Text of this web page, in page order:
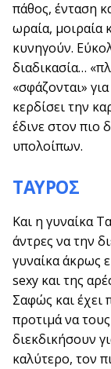
πάθος, ένταση
ωραία, μοιραία
κυνηγούν.
διαδικασία…
«σφάζονται»
κερδίσει την
έδινε στον πιο
υπολοίπων.
ΤΑΥΡΟΣ
Και η γυναίκα
άντρες να την
γυναίκα άκρως
sexy και της
Σαφώς και έχει
προτιμά να
διεκδικήσουν
καλύτερο, τον